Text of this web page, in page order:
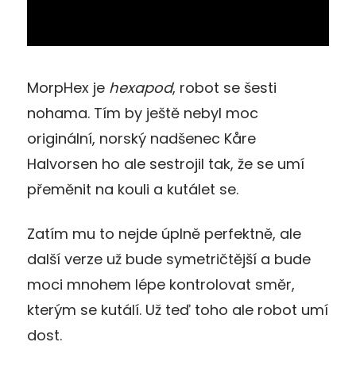
MorpHex je hexapod, robot se šesti
nohama. Tím by ještě nebyl moc
originální, norský nadšenec Kåre
Halvorsen ho ale sestrojil tak, že se umí
přeměnit na kouli a kutálet se.
Zatím mu to nejde úplně perfektně, ale
další verze už bude symetričtější a bude
moci mnohem lépe kontrolovat směr,
kterým se kutálí. Už teď toho ale robot umí
dost.